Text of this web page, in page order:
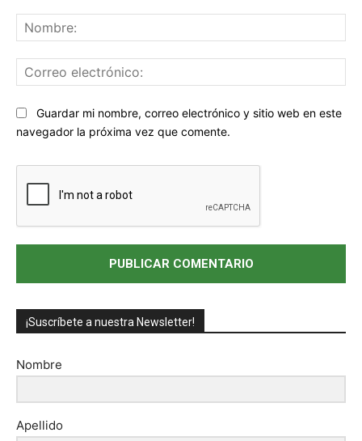
Sitio
web:
Guardar mi nombre, correo electrónico y sitio web en este
navegador la próxima vez que comente.
¡Suscríbete a nuestra Newsletter!
Nombre
Apellido